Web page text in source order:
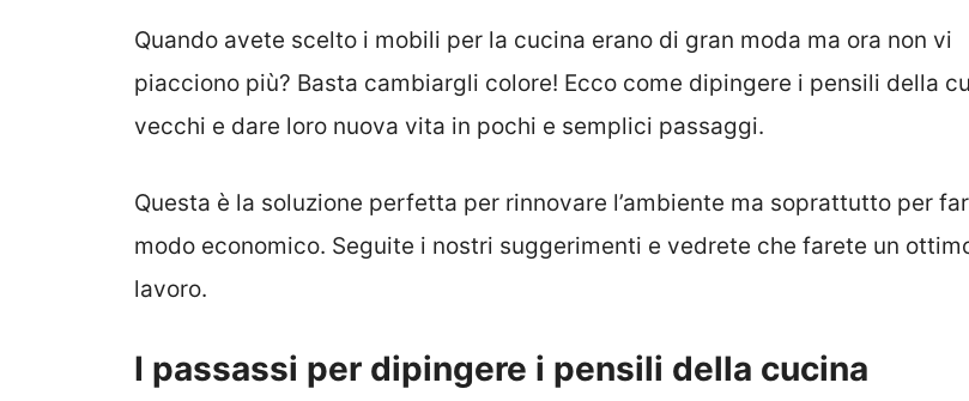
Quando avete scelto i mobili per la cucina erano di gran moda ma ora non vi
piacciono più? Basta cambiargli colore! Ecco come dipingere i pensili della
vecchi e dare loro nuova vita in pochi e semplici passaggi.
Questa è la soluzione perfetta per rinnovare l’ambiente ma soprattutto per
modo economico. Seguite i nostri suggerimenti e vedrete che farete un
lavoro.
I passassi per dipingere i pensili della cucina